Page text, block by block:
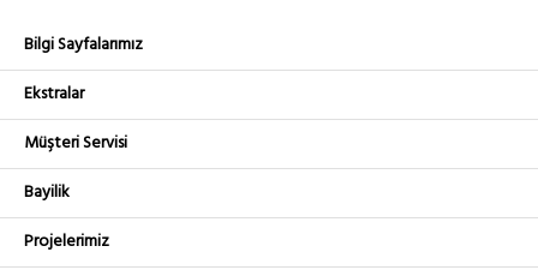
Bilgi Sayfalarımız
Ekstralar
Müşteri Servisi
Bayilik
Projelerimiz